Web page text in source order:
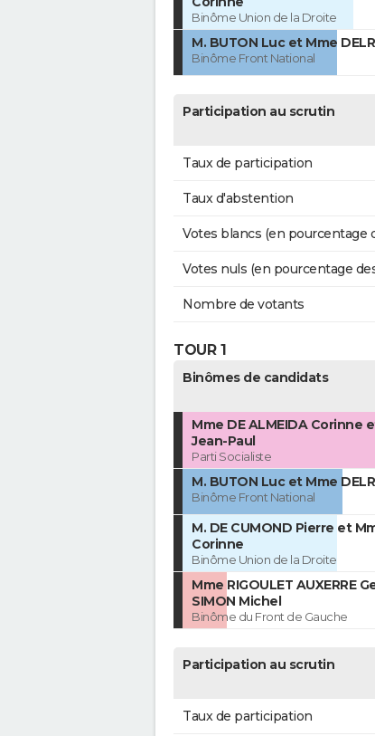
Binôme Union de la Droite
M. BUTON Luc et Mme
Binôme Front National
Participation au scrutin
Taux de participation
Taux d'abstention
Votes blancs (en pourcentage
Votes nuls (en pourcentage
Nombre de votants
TOUR 1
Binômes de candidats
Mme DE ALMEIDA Corinne
Jean-Paul
Parti Socialiste
M. BUTON Luc et Mme
Binôme Front National
M. DE CUMOND Pierre et
Corinne
Binôme Union de la Droite
Mme RIGOULET AUXERRE
SIMON Michel
Binôme du Front de Gauche
Participation au scrutin
Taux de participation